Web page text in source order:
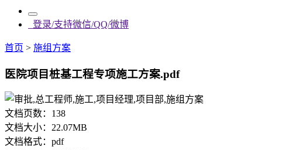
登录/支持微信/QQ/微博
首页 > 施组方案
医院项目桩基工程专项施工方案.pdf
文档页数： 138
文档大小： 22.07MB
文档格式： pdf